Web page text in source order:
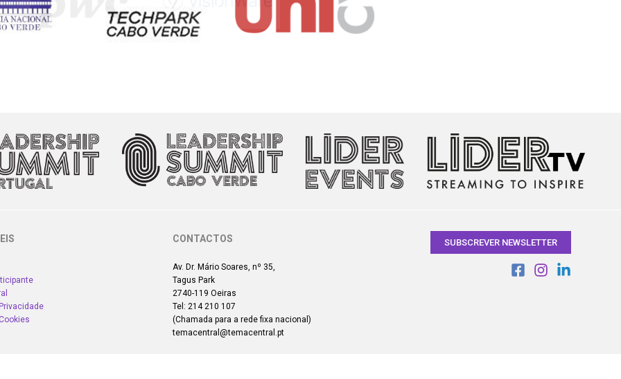
CONTACTOS
Av. Dr. Mário Soares, nº 35,
Tagus Park
2740-119 Oeiras
Tel: 214 210 107
(Chamada para a rede fixa nacional)
temacentral@temacentral.pt
SUBSCREVER NEWSLETTER